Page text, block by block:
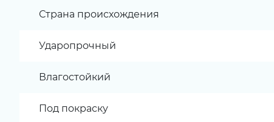
Страна происхождения
Ударопрочный
Влагостойкий
Под покраску